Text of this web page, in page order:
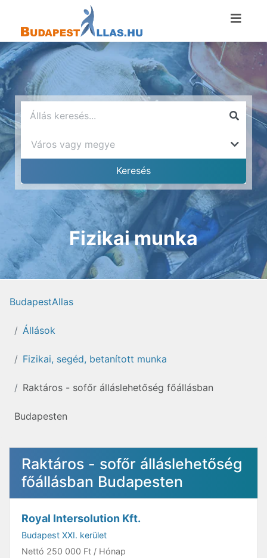
Fizikai munka
BudapestAllas
Állások
Fizikai, segéd, betanított munka
Raktáros - sofőr álláslehetőség főállásban
Budapesten
Raktáros - sofőr álláslehetőség
főállásban Budapesten
Royal Intersolution Kft.
Budapest XXI. kerület
Nettó 250 000 Ft / Hónap